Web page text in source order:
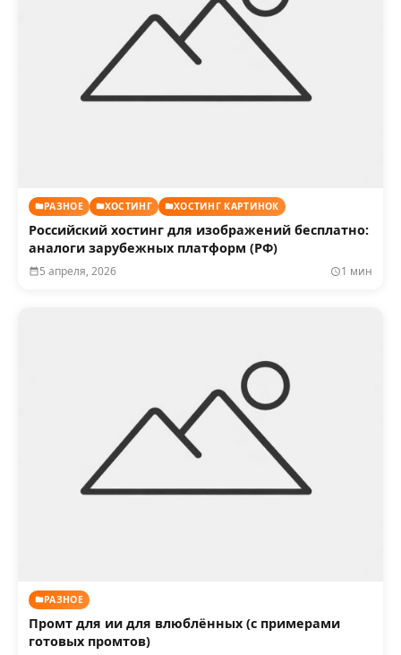
РАЗНОЕ ХОСТИНГ ХОСТИНГ КАРТИНОК
Российский хостинг для изображений бесплатно:
аналоги зарубежных платформ (РФ)
5 апреля, 2026 1 мин
РАЗНОЕ
Промт для ии для влюблённых (с примерами
готовых промтов)